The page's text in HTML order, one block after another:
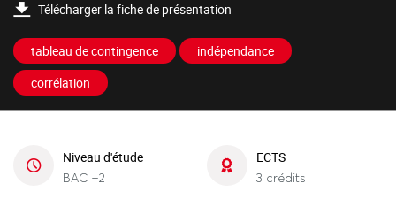
Télécharger la fiche de présentation
tableau de contingence
indépendance
corrélation
Niveau d'étude
BAC +2
ECTS
3 crédits